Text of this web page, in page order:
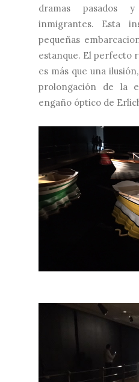
dramas pasados
inmigrantes. Esta
pequeñas
estanque. El perfecto
es más que una
prolongación de la
engaño óptico de